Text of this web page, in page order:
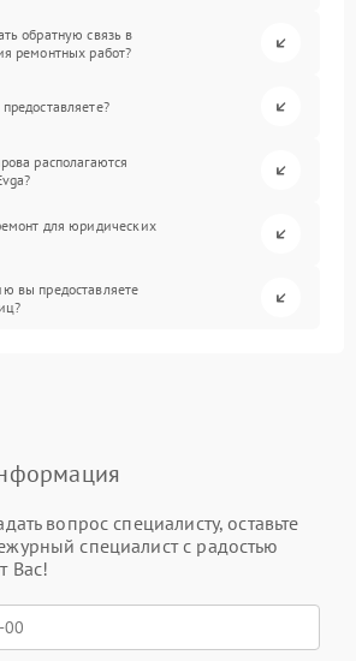
обратную связь в
ремонтных работ?
располагаются
для юридических
вы предоставляете
вопрос специалисту, оставьте
специалист с радостью
Вас!